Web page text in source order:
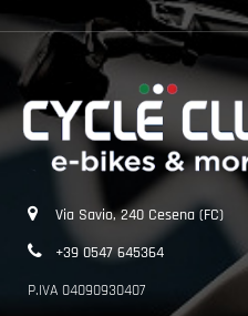
Via Savio, 240 Cesena (FC)
+39 0547 645364
P.IVA 04090930407